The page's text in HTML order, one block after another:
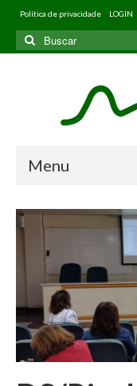
Política de privacidade LOGIN
Buscar
por:
Menu
Home
Filiados
Informativos
Jurídico